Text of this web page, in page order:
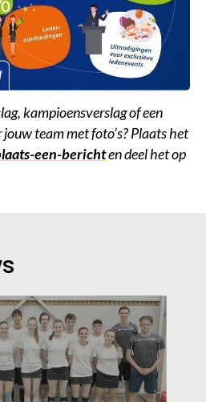
kampioensverslag of een
team met foto’s? Plaats het
een-berichten deel het op